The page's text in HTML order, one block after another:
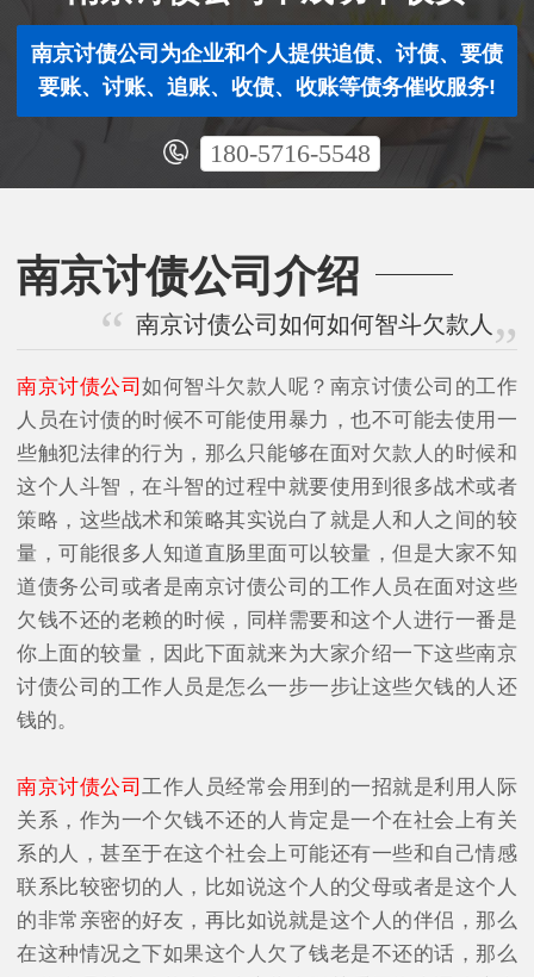
南京讨债公司为企业和个人提供追债、讨债、要债
要账、讨账、追账、收债、收账等债务催收服务!
180-5716-5548
南京讨债公司介绍
南京讨债公司如何如何智斗欠款人
南京讨债公司如何智斗欠款人呢？南京讨债公司的工作
人员在讨债的时候不可能使用暴力，也不可能去使用一
些触犯法律的行为，那么只能够在面对欠款人的时候和
这个人斗智，在斗智的过程中就要使用到很多战术或者
策略，这些战术和策略其实说白了就是人和人之间的较
量，可能很多人知道直肠里面可以较量，但是大家不知
道债务公司或者是南京讨债公司的工作人员在面对这些
欠钱不还的老赖的时候，同样需要和这个人进行一番是
你上面的较量，因此下面就来为大家介绍一下这些南京
讨债公司的工作人员是怎么一步一步让这些欠钱的人还
钱的。
南京讨债公司工作人员经常会用到的一招就是利用人际
关系，作为一个欠钱不还的人肯定是一个在社会上有关
系的人，甚至于在这个社会上可能还有一些和自己情感
联系比较密切的人，比如说这个人的父母或者是这个人
的非常亲密的好友，再比如说就是这个人的伴侣，那么
在这种情况之下如果这个人欠了钱老是不还的话，那么